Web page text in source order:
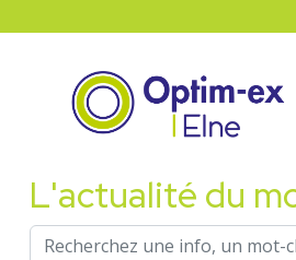
L'actualité du